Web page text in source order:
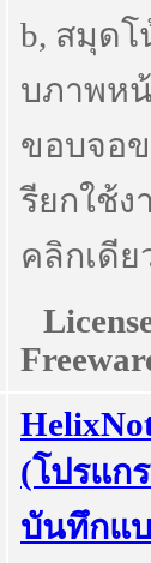
b, สมุด
บภาพห
ขอบจอ
รียกใช้ง
คลิกเดีย
(โปรแก
บันทึกแ